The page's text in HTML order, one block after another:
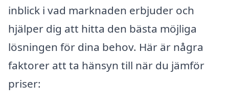
inblick i vad marknaden erbjuder och
hjälper dig att hitta den bästa möjliga
lösningen för dina behov. Här är några
faktorer att ta hänsyn till när du jämför
priser: